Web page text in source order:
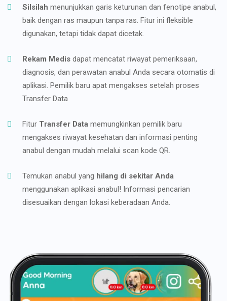
Silsilah menunjukkan garis keturunan dan fenotipe anabul,
baik dengan ras maupun tanpa ras. Fitur ini fleksible
digunakan, tetapi tidak dapat dicetak.
Rekam Medis dapat mencatat riwayat pemeriksaan,
diagnosis, dan perawatan anabul Anda secara otomatis di
aplikasi. Pemilik baru apat mengakses setelah proses
Transfer Data
Fitur Transfer Data memungkinkan pemilik baru
mengakses riwayat kesehatan dan informasi penting
anabul dengan mudah melalui scan kode QR.
Temukan anabul yang hilang di sekitar Anda
menggunakan aplikasi anabul! Informasi pencarian
disesuaikan dengan lokasi keberadaan Anda.